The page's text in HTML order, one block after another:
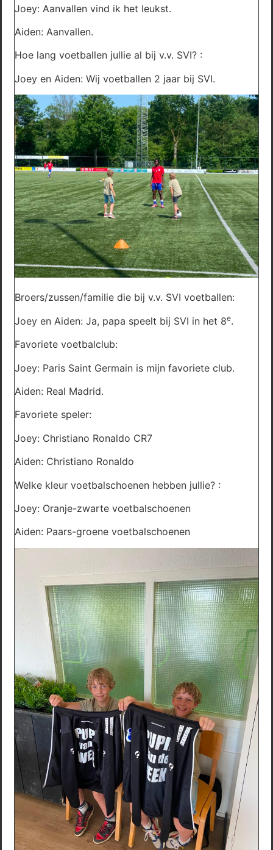
Joey: Aanvallen vind ik het leukst.
Aiden: Aanvallen.
Hoe lang voetballen jullie al bij v.v. SVI? :
Joey en Aiden: Wij voetballen 2 jaar bij SVI.
Broers/zussen/familie die bij v.v. SVI voetballen:
Joey en Aiden: Ja, papa speelt bij SVI in het 8e.
Favoriete voetbalclub:
Joey: Paris Saint Germain is mijn favoriete club.
Aiden: Real Madrid.
Favoriete speler:
Joey: Christiano Ronaldo CR7
Aiden: Christiano Ronaldo
Welke kleur voetbalschoenen hebben jullie? :
Joey: Oranje-zwarte voetbalschoenen
Aiden: Paars-groene voetbalschoenen